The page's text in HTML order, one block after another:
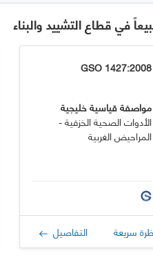
في قطاع التشييد والبناء
GSO 1427:2008
مواصفة قياسية خليجية
الأدوات الصحية الخزفية -
المراحيض الغربية
سريعة التفاصيل